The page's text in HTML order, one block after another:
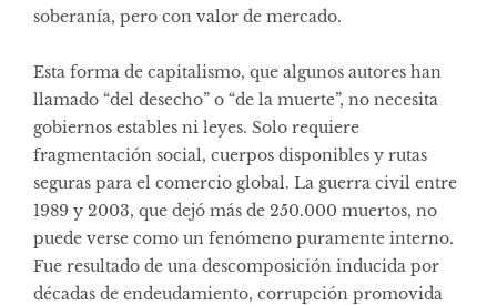
soberanía, pero con valor de mercado.
Esta forma de capitalismo, que algunos autores han
llamado “del desecho” o “de la muerte”, no necesita
gobiernos estables ni leyes. Solo requiere
fragmentación social, cuerpos disponibles y rutas
seguras para el comercio global. La guerra civil entre
1989 y 2003, que dejó más de 250.000 muertos, no
puede verse como un fenómeno puramente interno.
Fue resultado de una descomposición inducida por
décadas de endeudamiento, corrupción promovida